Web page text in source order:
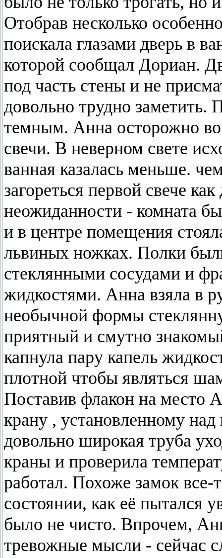
Отобрав несколько
поискала глазами дверь в
которой сообщал Дориан.
под часть стены и не
довольно трудно
темным. Анна осторожно
свечи. В неверном свете
ванная казалась меньше.
загореться первой свече
неожиданности - комната
и в центре помещения
львиных ножках. Полки
стеклянными сосудами и
жидкостями. Анна взяла в
необычной формы
приятный и смутно
капнула пару капель
плотной чтобы являться
Поставив флакон на место
крану , установленному
довольно широкая труба
краны и проверила
работал. Похоже замок все-
состоянии, как её пытался
было не чисто. Впрочем,
тревожные мысли - сейчас